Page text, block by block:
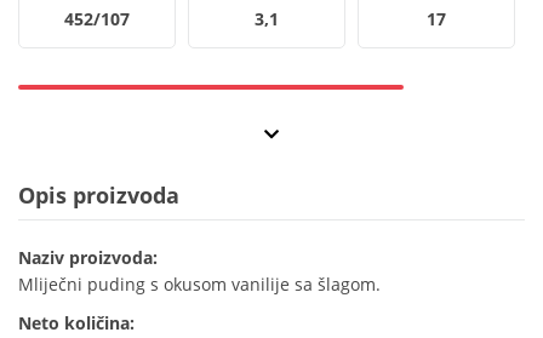
452/107 3,1 17
Opis proizvoda
Naziv proizvoda:
Mliječni puding s okusom vanilije sa šlagom.
Neto količina: